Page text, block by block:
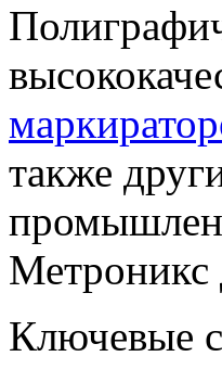
также
Метроникс
Ключевые